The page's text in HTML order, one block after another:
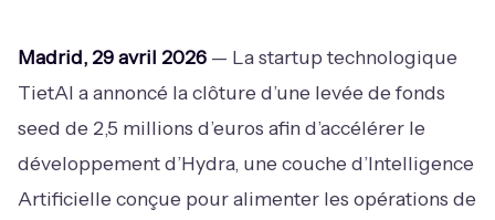
Madrid, 29 avril 2026 — La startup technologique
TietAI a annoncé la clôture d’une levée de fonds
seed de 2,5 millions d’euros afin d’accélérer le
développement d’Hydra, une couche d’Intelligence
Artificielle conçue pour alimenter les opérations de